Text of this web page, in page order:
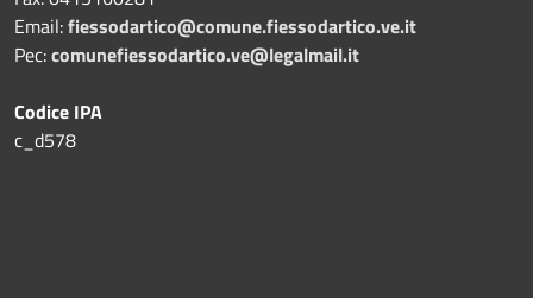
Email:fiessodartico@comune.fiessodartico.ve.it
Pec:comunefiessodartico.ve@legalmail.it
Codice IPA
c_d578